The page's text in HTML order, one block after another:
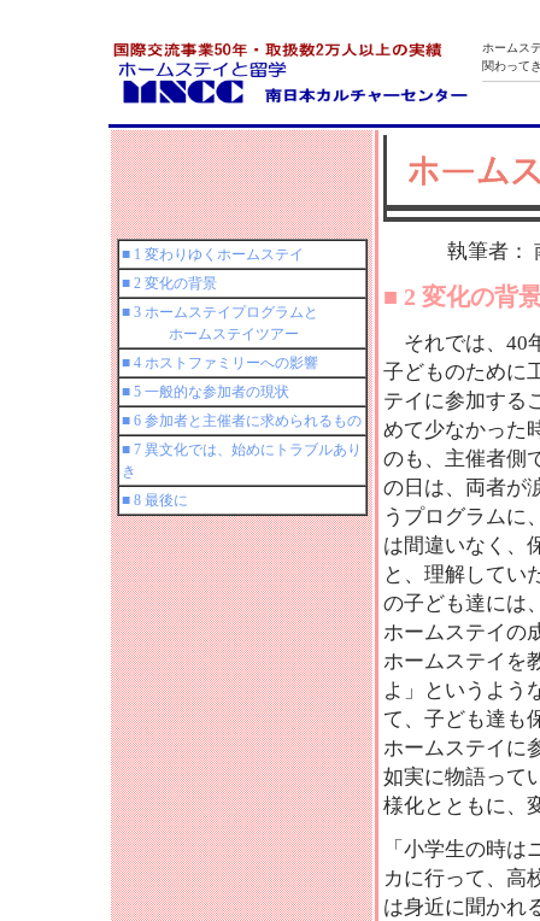
ホームス
関わって
■ 1 変わりゆくホームステイ
■ 2 変化の背景
■ 3 ホームステイプログラムと
ホームステイツアー
■ 4 ホストファミリーへの影響
■ 5 一般的な参加者の現状
■ 6 参加者と主催者に求められるもの
■ 7 異文化では、始めにトラブルあり
き
■ 8 最後に
執筆者：
■ 2 変化の背
それでは、40
子どものために
テイに参加する
めて少なかった
のも、主催者側
の日は、両者が
うプログラムに
は間違いなく、
と、理解してい
の子ども達には
ホームステイの
ホームステイを
よ」というよう
て、子ども達も
ホームステイに
如実に物語って
様化とともに、
「小学生の時
カに行って、高
は身近に聞かれ